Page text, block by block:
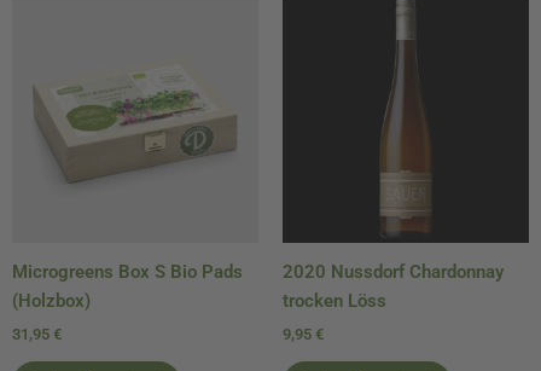
Microgreens Box S Bio Pads
(Holzbox)
31,95 €
2020 Nussdorf Chardonnay
trocken Löss
9,95 €